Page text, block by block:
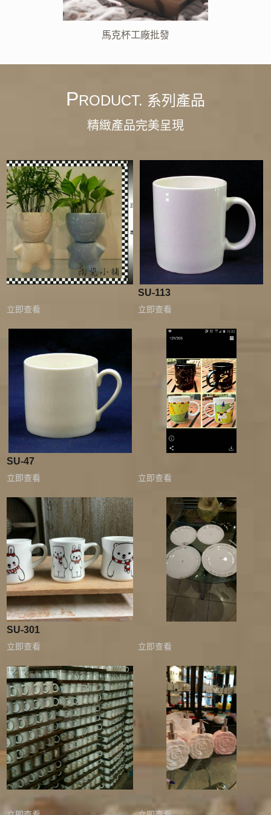
馬克杯工廠批發
PRODUCT. 系列產品
精緻產品完美呈現
立即查看
SU-113
立即查看
SU-47
立即查看 立即查看
SU-301
立即查看 立即查看